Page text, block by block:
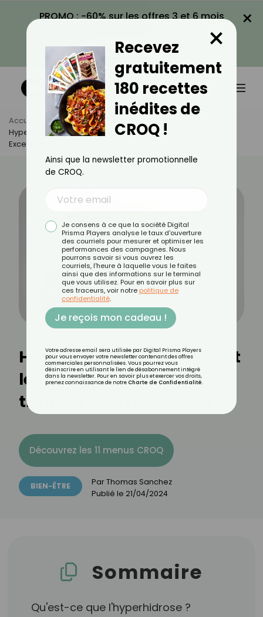
PROMO : -60% sur les offres 3 et 6 mois
VOIR LA PROMO
×
Accueil Actus
Bien-Être
Hyperhidrose : Quelles Sont Les Causes D'une Transpiration
Excessive ?
Hyperhidrose : quelles sont
les causes d'une
transpiration excessive ?
Découvrez les 11 menus CROQ
BIEN-ÊTRE ParThomas Sanchez
Publié le 21/04/2024
Sommaire
Qu'est-ce que l'hyperhidrose ?
Recevez
gratuitement
180 recettes
inédites de
CROQ !
×
Ainsi que la newsletter promotionnelle
de CROQ.
Je consens à ce que la société Digital
Prisma Players analyse le taux d'ouverture
des courriels pour mesurer et optimiser les
performances des campagnes. Nous
pourrons savoir si vous ouvrez les
courriels, l'heure à laquelle vous le faites
ainsi que des informations sur le terminal
que vous utilisez. Pour en savoir plus sur
ces traceurs, voir notre politique de
confidentialité.
Je reçois mon cadeau !
Votre adresse email sera utilisée par Digital Prisma Players
pour vous envoyer votre newsletter contenant des offres
commerciales personnalisées. Vous pourrez vous
désinscrire en utilisant le lien de désabonnement intégré
dans la newsletter. Pour en savoir plus et exercer vos droits,
prenez connaissance de notre Charte de Confidentialité.